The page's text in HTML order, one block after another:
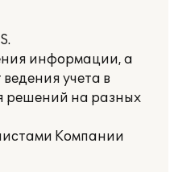
информации, а
учета в
решений на разных
Компании